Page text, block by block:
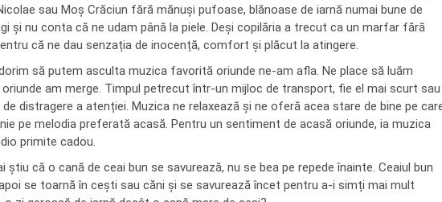
sau Moș Crăciun fără mănuși pufoase, blănoase de iarnă numai bune de
și nu conta că ne udam până la piele. Deși copilăria a trecut ca un marfar fără
că ne dau senzația de inocență, comfort și plăcut la atingere.
să putem asculta muzica favorită oriunde ne-am afla. Ne place să luăm
am merge. Timpul petrecut într-un mijloc de transport, fie el mai scurt sau
distragere a atenției. Muzica ne relaxează și ne oferă acea stare de bine pe
pe melodia preferată acasă. Pentru un sentiment de acasă oriunde, ia muzica
primite cadou.
că o cană de ceai bun se savurează, nu se bea pe repede înainte. Ceaiul bun
se toarnă în cești sau căni și se savurează încet pentru a-i simți mai mult